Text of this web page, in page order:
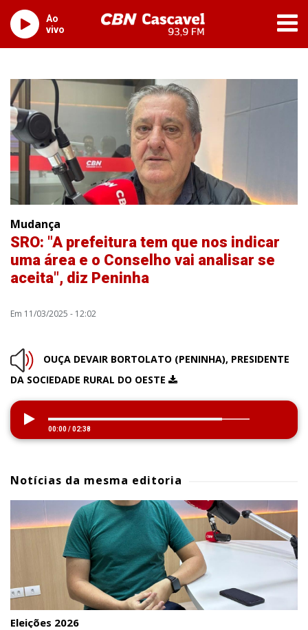
Ao
vivo
Mudança
SRO: "A prefeitura tem que nos indicar
uma área e o Conselho vai analisar se
aceita", diz Peninha
Em 11/03/2025 - 12:02
OUÇA DEVAIR BORTOLATO (PENINHA), PRESIDENTE
DA SOCIEDADE RURAL DO OESTE
00:00/02:38
Notícias da mesma editoria
Eleições 2026